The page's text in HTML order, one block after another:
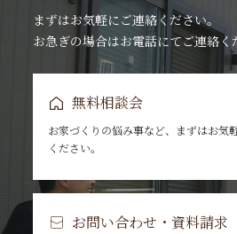
まずはお気軽にご連絡ください。
お急ぎの場合はお電話にてご連絡く
無料相談会
お家づくりの悩み事など、まずはお気
ください。
お問い合わせ・資料請求